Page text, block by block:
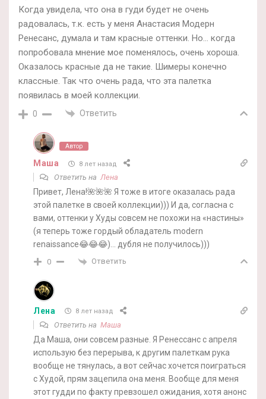
Когда увидела, что она в гуди будет не очень
радовалась, т.к. есть у меня Анастасия Модерн
Ренесанс, думала и там красные оттенки. Но… когда
попробовала мнение мое поменялось, очень хороша.
Оказалось красные да не такие. Шимеры конечно
классные. Так что очень рада, что эта палетка
появилась в моей коллекции.
0 Ответить
Автор
Маша 8 лет назад
Ответить наЛена
Привет, Лена!🌺🌺🌺 Я тоже в итоге оказалась рада
этой палетке в своей коллекции))) И да, согласна с
вами, оттенки у Худы совсем не похожи на «настины»
(я теперь тоже гордый обладатель modern
renaissance😂😂😂)… дубля не получилось)))
0 Ответить
Лена 8 лет назад
Ответить на Маша
Да Маша, они совсем разные. Я Ренессанс с апреля
использую без перерыва, к другим палеткам рука
вообще не тянулась, а вот сейчас хочется поиграться
с Худой, прям зацепила она меня. Вообще для меня
этот гудди по факту превзошел ожидания, хотя анонс